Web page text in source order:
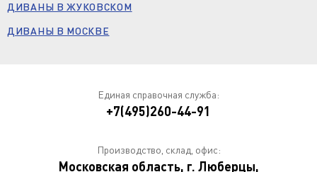
ДИВАНЫ В ЖУКОВСКОМ
ДИВАНЫ В МОСКВЕ
Единая справочная служба:
+7(495)260-44-91
Производство, склад, офис:
Московская область, г. Люберцы,